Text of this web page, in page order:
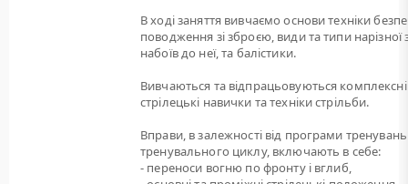
В ході заняття вивчаємо основи техніки
поводження зі зброєю, види та типи нарізної
набоїв до неї, та балістики.
Вивчаються та відпрацьовуються комплексні
стрілецькі навички та техніки стрільби.
Вправи, в залежності від програми
тренувального циклу, включають в себе:
- переноси вогню по фронту і вглиб,